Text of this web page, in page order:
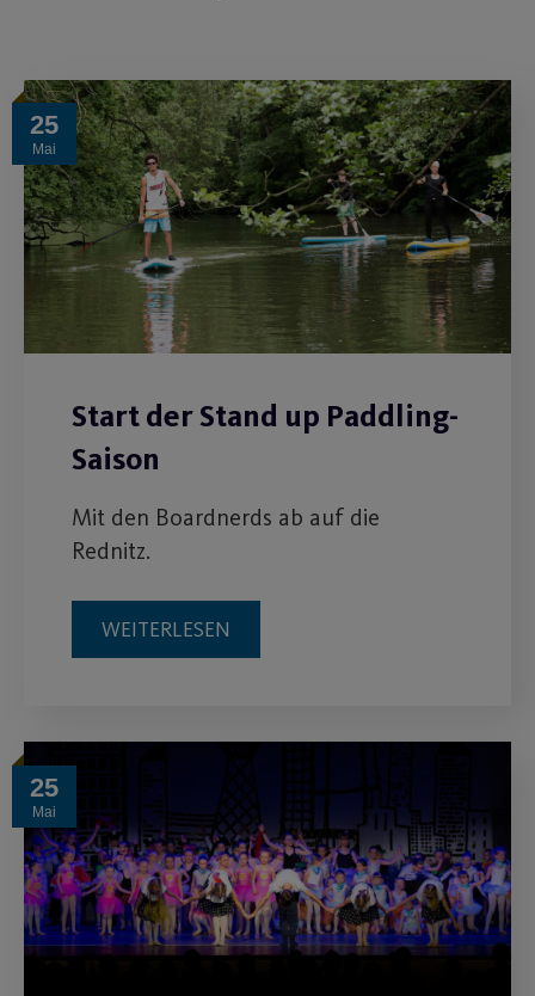
25
Mai
Start der Stand up Paddling-
Saison
Mit den Boardnerds ab auf die
Rednitz.
WEITERLESEN
25
Mai